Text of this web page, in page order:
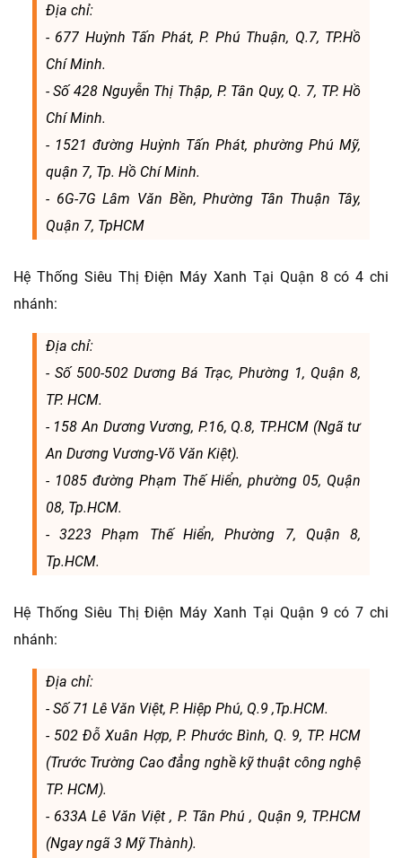
Địa chỉ:
- 677 Huỳnh Tấn Phát, P. Phú Thuận, Q.7, TP.Hồ
Chí Minh.
- Số 428 Nguyễn Thị Thập, P. Tân Quy, Q. 7, TP. Hồ
Chí Minh.
- 1521 đường Huỳnh Tấn Phát, phường Phú Mỹ,
quận 7, Tp. Hồ Chí Minh.
- 6G-7G Lâm Văn Bền, Phường Tân Thuận Tây,
Quận 7, TpHCM
Hệ Thống Siêu Thị Điện Máy Xanh Tại Quận 8 có 4 chi
nhánh:
Địa chỉ:
- Số 500-502 Dương Bá Trạc, Phường 1, Quận 8,
TP. HCM.
- 158 An Dương Vương, P.16, Q.8, TP.HCM (Ngã tư
An Dương Vương-Võ Văn Kiệt).
- 1085 đường Phạm Thế Hiển, phường 05, Quận
08, Tp.HCM.
- 3223 Phạm Thế Hiển, Phường 7, Quận 8,
Tp.HCM.
Hệ Thống Siêu Thị Điện Máy Xanh Tại Quận 9 có 7 chi
nhánh:
Địa chỉ:
- Số 71 Lê Văn Việt, P. Hiệp Phú, Q.9 ,Tp.HCM.
- 502 Đỗ Xuân Hợp, P. Phước Bình, Q. 9, TP. HCM
(Trước Trường Cao đẳng nghề kỹ thuật công nghệ
TP. HCM).
- 633A Lê Văn Việt , P. Tân Phú , Quận 9, TP.HCM
(Ngay ngã 3 Mỹ Thành).